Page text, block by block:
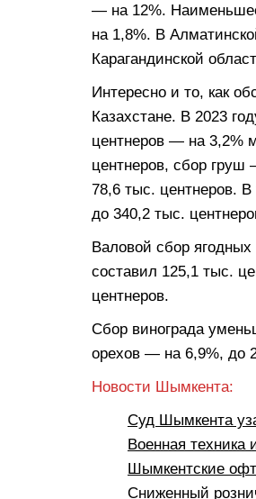
— на 12%. Наименьшее
на 1,8%. В
Карагандинской
Интересно и то, как
Казахстане. В 2023
центнеров — на 3,2%
центнеров, сбор
78,6 тыс. центнеров.
до 340,2 тыс.
Валовой сбор
составил 125,1 тыс.
центнеров.
Сбор винограда
орехов — на 6,9%, до
Новости Шымкента:
Суд Шымкента
Военная
Шымкентские
Сниженный